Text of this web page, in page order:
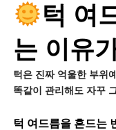
턱 여
는 이유
턱은 진짜 억울한 부위
똑같이 관리해도 자꾸
턱 여드름을 흔드는